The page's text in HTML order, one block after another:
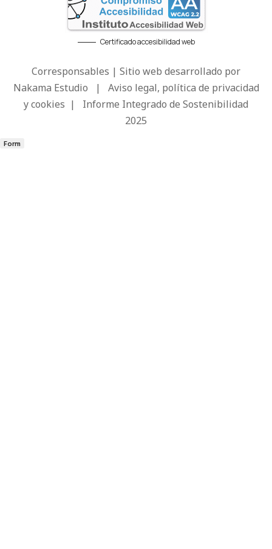
Certificado accesibilidad web
Corresponsables | Sitio web desarrollado por
Nakama Estudio | Aviso legal, política de privacidad
y cookies | Informe Integrado de Sostenibilidad
2025
Form